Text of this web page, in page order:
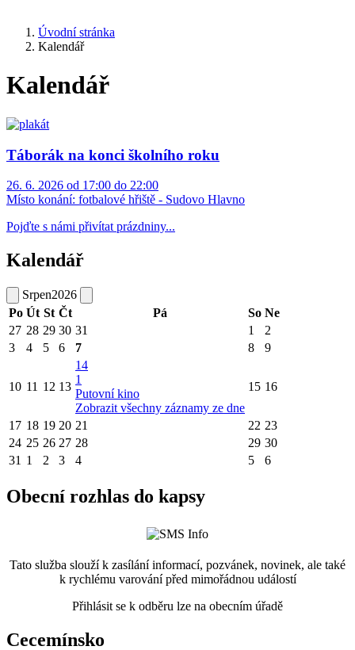
Úvodní stránka
Kalendář
Kalendář
Táborák na konci školního roku
26. 6. 2026 od 17:00 do 22:00
Místo konání: fotbalové hřiště - Sudovo Hlavno
Pojďte s námi přivítat prázdniny...
Kalendář
Srpen2026
Po Út St Čt Pá So Ne
27 28 29 30 31 1
2
3
4 5 6 7 8 9
10 11 12 13
14
1
Putovní kino
Zobrazit všechny záznamy ze dne
15 16
17 18 19 20 21 22 23
24 25 26 27 28 29 30
31 1 2 3 4 5 6
Obecní rozhlas do kapsy
Tato služba slouží k zasílání informací, pozvánek, novinek, ale také
k rychlému varování před mimořádnou událostí
Přihlásit se k odběru lze na obecním úřadě
Cecemínsko